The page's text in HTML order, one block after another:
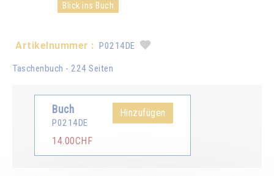
Blick ins Buch
Artikelnummer : P0214DE
Taschenbuch - 224 Seiten
Buch
P0214DE
14.00CHF
Hinzufügen